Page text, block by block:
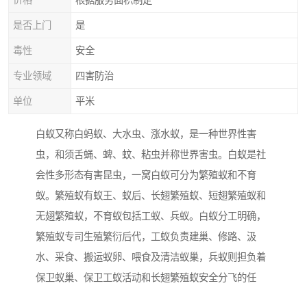
是否上门 是
毒性 安全
专业领域 四害防治
单位 平米
白蚁又称白蚂蚁、大水虫、涨水蚁，是一种世界性害
虫，和须舌蝇、蜱、蚊、粘虫并称世界害虫。白蚁是社
会性多形态有害昆虫，一窝白蚁可分为繁殖蚁和不育
蚁。繁殖蚁有蚁王、蚁后、长翅繁殖蚁、短翅繁殖蚁和
无翅繁殖蚁，不育蚁包括工蚁、兵蚁。白蚁分工明确，
繁殖蚁专司生殖繁衍后代，工蚁负责建巢、修路、汲
水、采食、搬运蚁卵、喂食及清洁蚁巢，兵蚁则担负着
保卫蚁巢、保卫工蚁活动和长翅繁殖蚁安全分飞的任